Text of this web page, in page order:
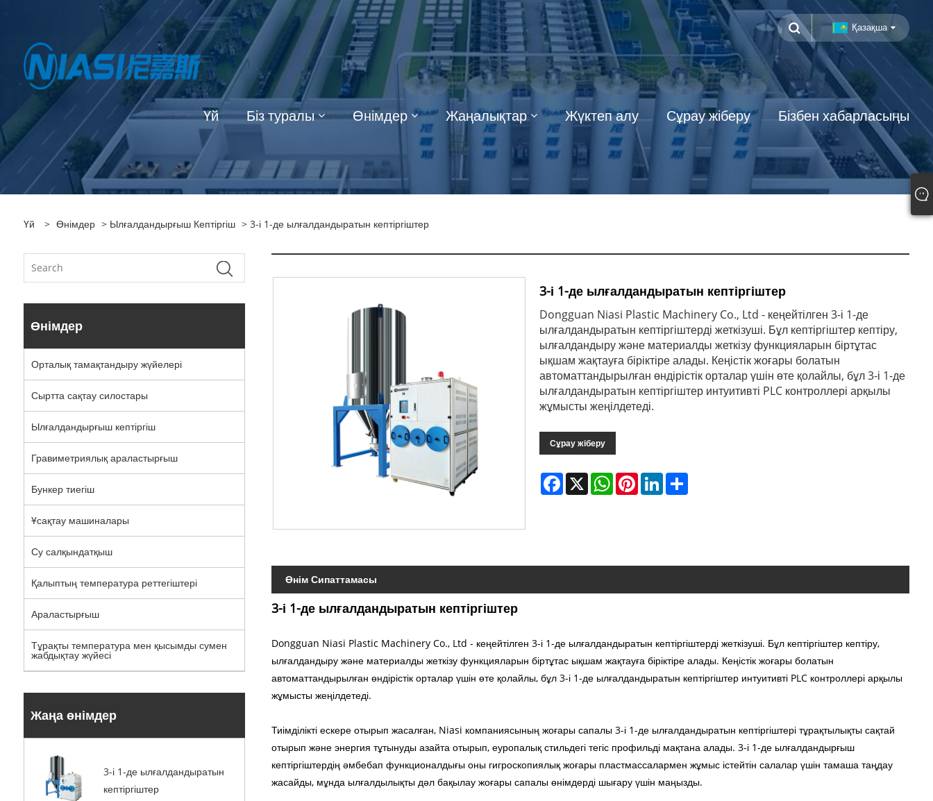
Қазақша
Үй Біз туралы Өнімдер Жаңалықтар Жүктеп алу Сұрау жіберу Бізбен хабарласыңы
Үй > Өнімдер > Ылғалдандырғыш Кептіргіш > 3-і 1-де ылғалдандыратын кептіргіштер
Өнімдер
Орталық тамақтандыру жүйелері
Сыртта сақтау силостары
Ылғалдандырғыш кептіргіш
Гравиметриялық араластырғыш
Бункер тиегіш
Ұсақтау машиналары
Су салқындатқыш
Қалыптың температура реттегіштері
Араластырғыш
Тұрақты температура мен қысымды сумен
жабдықтау жүйесі
Жаңа өнімдер
3-і 1-де ылғалдандыратын
кептіргіштер
3-і 1-де ылғалдандыратын кептіргіштер
Dongguan Niasi Plastic Machinery Co., Ltd - кеңейтілген 3-і 1-де
ылғалдандыратын кептіргіштерді жеткізуші. Бұл кептіргіштер кептіру,
ылғалдандыру және материалды жеткізу функцияларын біртұтас
ықшам жақтауға біріктіре алады. Кеңістік жоғары болатын
автоматтандырылған өндірістік орталар үшін өте қолайлы, бұл 3-і 1-де
ылғалдандыратын кептіргіштер интуитивті PLC контроллері арқылы
жұмысты жеңілдетеді.
Сұрау жіберу
Facebook
X WhatsApp
PinterestLinkedIn
Өнім Сипаттамасы
3-і 1-де ылғалдандыратын кептіргіштер
Dongguan Niasi Plastic Machinery Co., Ltd - кеңейтілген 3-і 1-де ылғалдандыратын кептіргіштерді жеткізуші. Бұл кептіргіштер кептіру,
ылғалдандыру және материалды жеткізу функцияларын біртұтас ықшам жақтауға біріктіре алады. Кеңістік жоғары болатын
автоматтандырылған өндірістік орталар үшін өте қолайлы, бұл 3-і 1-де ылғалдандыратын кептіргіштер интуитивті PLC контроллері арқылы
жұмысты жеңілдетеді.
Тиімділікті ескере отырып жасалған, Niasi компаниясының жоғары сапалы 3-і 1-де ылғалдандыратын кептіргіштері тұрақтылықты сақтай
отырып және энергия тұтынуды азайта отырып, еуропалық стильдегі тегіс профильді мақтана алады. 3-і 1-де ылғалдандырғыш
кептіргіштердің әмбебап функционалдығы оны гигроскопиялық жоғары пластмассалармен жұмыс істейтін салалар үшін тамаша таңдау
жасайды, мұнда ылғалдылықты дәл бақылау жоғары сапалы өнімдерді шығару үшін маңызды.